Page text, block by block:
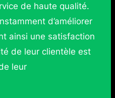
de haute qualité.
d’améliorer
ainsi une satisfaction
de leur clientèle est
leur